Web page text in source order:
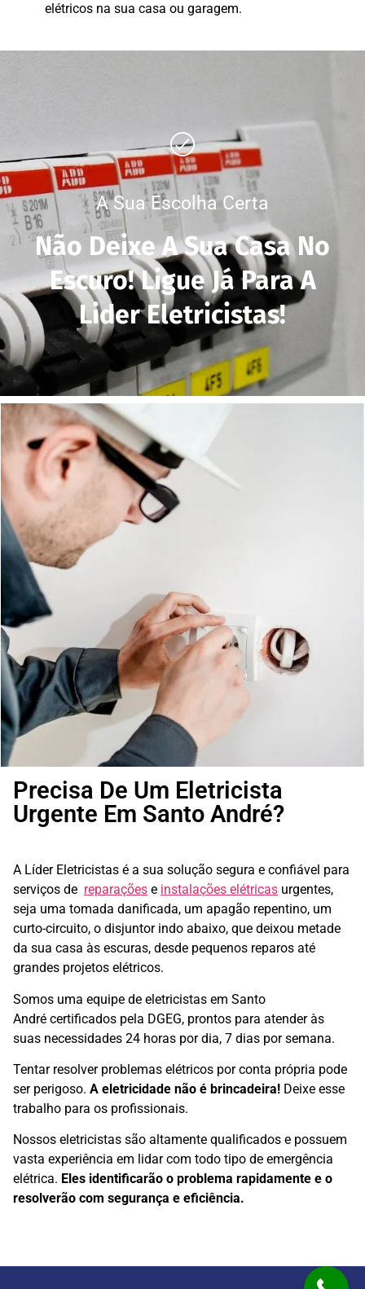
elétricos na sua casa ou garagem.
A Sua Escolha Certa
Não Deixe A Sua Casa No
Escuro! Ligue Já Para A
Lider Eletricistas!
Precisa De Um Eletricista
Urgente Em Santo André?
A Líder Eletricistas é a sua solução segura e confiável para
serviços de reparações e instalações elétricas urgentes,
seja uma tomada danificada, um apagão repentino, um
curto-circuito, o disjuntor indo abaixo, que deixou metade
da sua casa às escuras, desde pequenos reparos até
grandes projetos elétricos.
Somos uma equipe de eletricistas em Santo
André certificados pela DGEG, prontos para atender às
suas necessidades 24 horas por dia, 7 dias por semana.
Tentar resolver problemas elétricos por conta própria pode
ser perigoso. A eletricidade não é brincadeira! Deixe esse
trabalho para os profissionais.
Nossos eletricistas são altamente qualificados e possuem
vasta experiência em lidar com todo tipo de emergência
elétrica. Eles identificarão o problema rapidamente e o
resolverão com segurança e eficiência.